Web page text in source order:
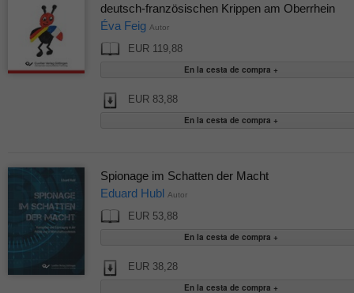
deutsch-französischen Krippen am Oberrhein
Éva Feig Autor
EUR 119,88
EUR 83,88
Spionage im Schatten der Macht
Eduard Hubl Autor
EUR 53,88
EUR 38,28